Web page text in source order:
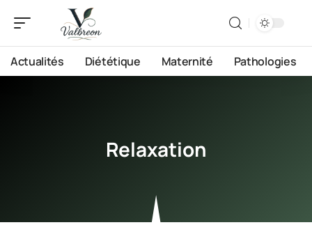
Actualités Diététique Maternité Pathologies
Relaxation